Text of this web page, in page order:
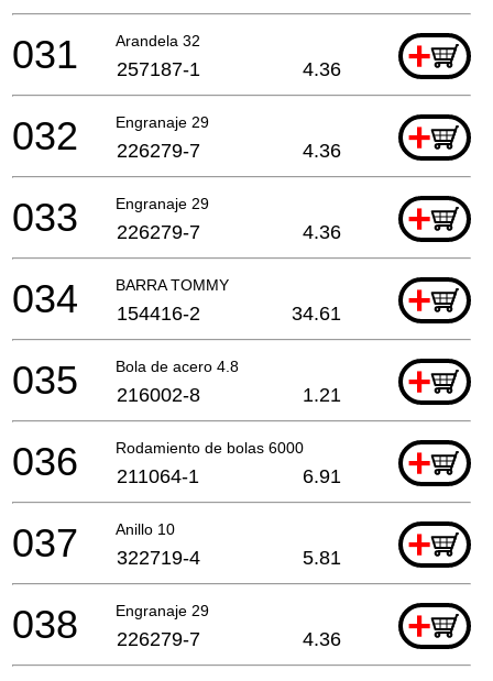
Arandela 32 +
031 257187-1 4.36
Engranaje 29 +
032 226279-7 4.36
Engranaje 29 +
033 226279-7 4.36
BARRA TOMMY +
034 154416-2 34.61
Bola de acero 4.8 +
035 216002-8 1.21
Rodamiento de bolas 6000 +
036 211064-1 6.91
Anillo 10 +
037 322719-4 5.81
Engranaje 29 +
038 226279-7 4.36